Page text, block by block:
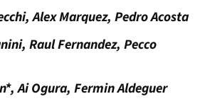
Alex Marquez, Pedro Acosta
Raul Fernandez, Pecco
Ai Ogura, Fermin Aldeguer